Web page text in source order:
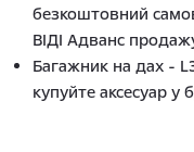
безкоштовний
ВІДІ Адванс
Багажник на дах -
купуйте аксесуар у